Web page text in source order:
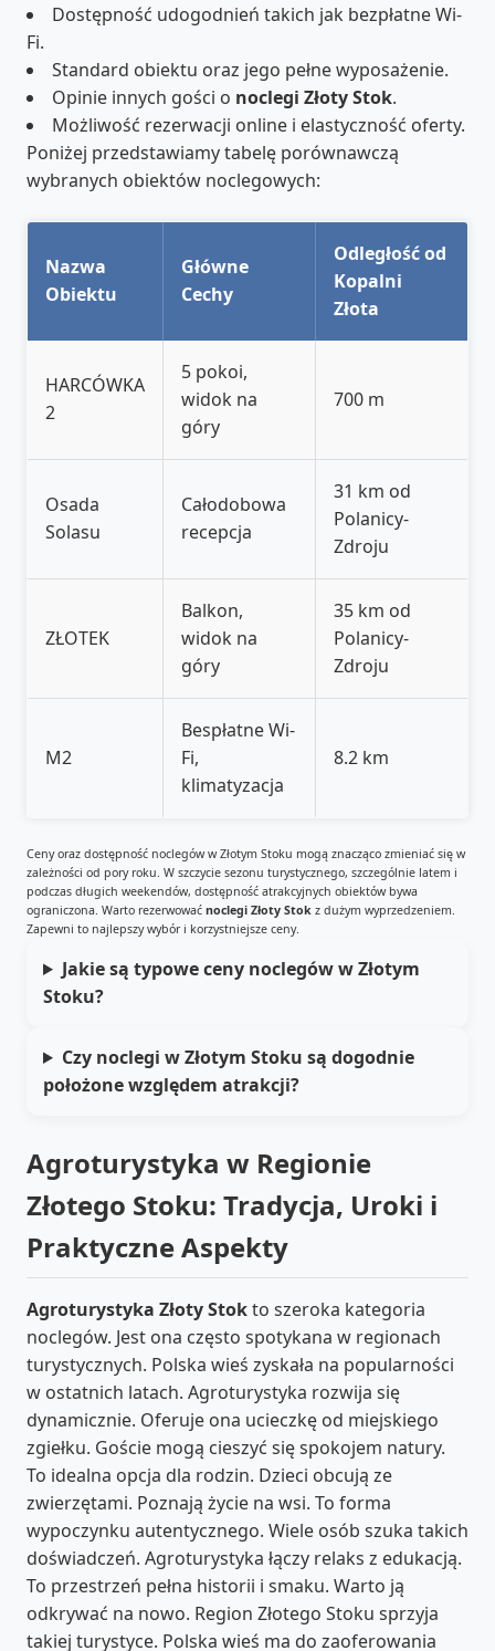
Dostępność udogodnień takich jak bezpłatne Wi-
Fi.
Standard obiektu oraz jego pełne wyposażenie.
Opinie innych gości o noclegi Złoty Stok.
Możliwość rezerwacji online i elastyczność oferty.
Poniżej przedstawiamy tabelę porównawczą
wybranych obiektów noclegowych:
Nazwa
Obiektu
Główne
Cechy
Odległość od
Kopalni
Złota
HARCÓWKA
2
5 pokoi,
widok na
góry
700 m
Osada
Solasu
Całodobowa
recepcja
31 km od
Polanicy-
Zdroju
ZŁOTEK
Balkon,
widok na
góry
35 km od
Polanicy-
Zdroju
M2
Bespłatne Wi-
Fi,
klimatyzacja
8.2 km
Ceny oraz dostępność noclegów w Złotym Stoku mogą znacząco zmieniać się w
zależności od pory roku. W szczycie sezonu turystycznego, szczególnie latem i
podczas długich weekendów, dostępność atrakcyjnych obiektów bywa
ograniczona. Warto rezerwować noclegi Złoty Stok z dużym wyprzedzeniem.
Zapewni to najlepszy wybór i korzystniejsze ceny.
Jakie są typowe ceny noclegów w Złotym
Stoku?
Czy noclegi w Złotym Stoku są dogodnie
położone względem atrakcji?
Agroturystyka w Regionie
Złotego Stoku: Tradycja, Uroki i
Praktyczne Aspekty
Agroturystyka Złoty Stokto szeroka kategoria
noclegów. Jest ona często spotykana w regionach
turystycznych. Polska wieś zyskała na popularności
w ostatnich latach. Agroturystyka rozwija się
dynamicznie. Oferuje ona ucieczkę od miejskiego
zgiełku. Goście mogą cieszyć się spokojem natury.
To idealna opcja dla rodzin. Dzieci obcują ze
zwierzętami. Poznają życie na wsi. To forma
wypoczynku autentycznego. Wiele osób szuka takich
doświadczeń. Agroturystyka łączy relaks z edukacją.
To przestrzeń pełna historii i smaku. Warto ją
odkrywać na nowo. Region Złotego Stoku sprzyja
takiej turystyce. Polska wieś ma do zaoferowania